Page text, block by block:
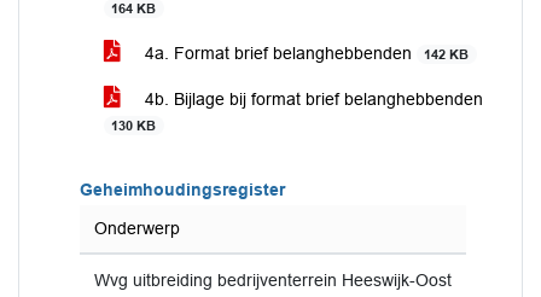
164 KB
4a. Format brief belanghebbenden 142 KB
4b. Bijlage bij format brief belanghebbenden
130 KB
Geheimhoudingsregister
Onderwerp
Wvg uitbreiding bedrijventerrein Heeswijk-Oost